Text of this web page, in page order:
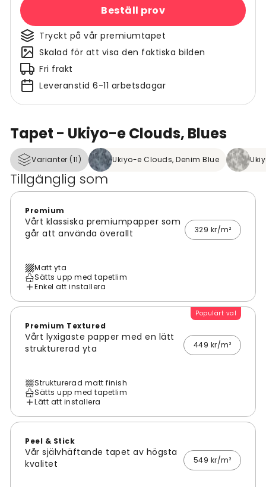
Tapet - Ukiyo-e Clouds, Blues
Varianter (11) Ukiyo-e Clouds, Denim Blue
Tillgänglig som
Premium
Vårt klassiska premiumpapper som
går att använda överallt
329 kr/m²
Matt yta
Sätts upp med tapetlim
Enkel att installera
Populärt val
Premium Textured
Vårt lyxigaste papper med en lätt
strukturerad yta
449 kr/m²
Strukturerad matt finish
Sätts upp med tapetlim
Lätt att installera
Peel & Stick
Vår självhäftande tapet av högsta
kvalitet
549 kr/m²
Beställ prov
Tryckt på vår premiumtapet
Skalad för att visa den faktiska bilden
Fri frakt
Leveranstid 6-11 arbetsdagar